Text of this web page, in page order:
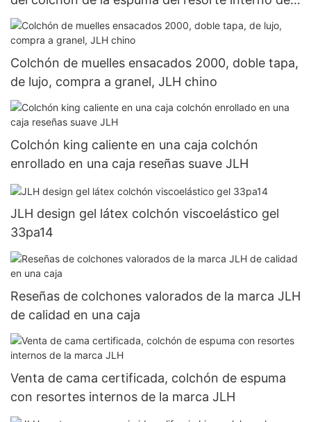
OEM
Colchón de muelles ensacados 2000, doble tapa,
de lujo, compra a granel, JLH chino
Colchón king caliente en una caja colchón
enrollado en una caja reseñas suave JLH
JLH design gel látex colchón viscoelástico gel
33pa14
Reseñas de colchones valorados de la marca JLH
de calidad en una caja
Venta de cama certificada, colchón de espuma
con resortes internos de la marca JLH